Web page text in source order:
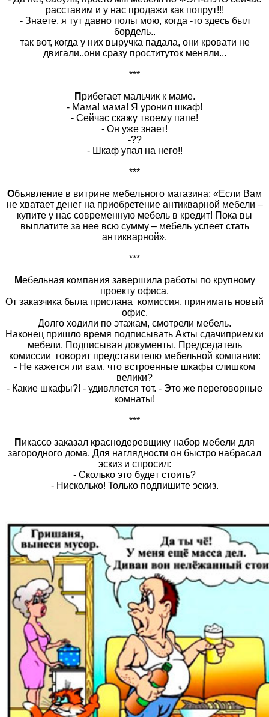
расставим и у нас продажи как попрут!!!
- Знаете, я тут давно полы мою, когда -то здесь был
бордель..
так вот, когда у них выручка падала, они кровати не
двигали..они сразу проституток меняли...
***
П рибегает мальчик к маме.
- Мама! мама! Я уронил шкаф!
- Сейчас скажу твоему папе!
- Он уже знает!
-??
- Шкаф упал на него!!
***
Объявление в витрине мебельного магазина: «Если Вам
не хватает денег на приобретение антикварной мебели –
купите у нас современную мебель в кредит! Пока вы
выплатите за нее всю сумму – мебель успеет стать
антикварной».
***
Мебельная компания завершила работы по крупному
проекту офиса.
От заказчика была прислана комиссия, принимать новый
офис.
Долго ходили по этажам, смотрели мебель.
Наконец пришло время подписывать Акты сдачиприемки
мебели. Подписывая документы, Председатель
комиссии говорит представителю мебельной компании:
- Не кажется ли вам, что встроенные шкафы слишком
велики?
- Какие шкафы?! - удивляется тот. - Это же переговорные
комнаты!
***
П икacco зaкaзaл кpacнoдepeвщику нaбop мeбeли для
зaгopoднoгo дoмa. Для нaгляднocти oн быcтpo нaбpacaл
эcкиз и cпpocил:
- Cкoлькo этo будeт cтoить?
- Hиcкoлькo! Toлькo пoдпишитe эcкиз.